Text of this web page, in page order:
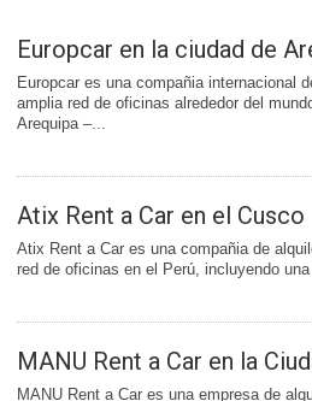
Europcar en la ciudad de
Europcar es una compañia internacional
amplia red de oficinas alrededor del
Arequipa –...
Atix Rent a Car en el Cusco
Atix Rent a Car es una compañia de
red de oficinas en el Perú, incluyendo
MANU Rent a Car en la
MANU Rent a Car es una empresa de